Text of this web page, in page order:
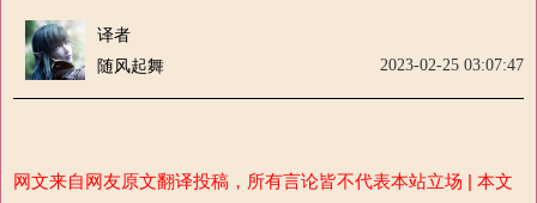
译者
随风起舞
2023-02-25 03:07:47
网文来自网友原文翻译投稿，所有言论皆不代表本站立场 | 本文